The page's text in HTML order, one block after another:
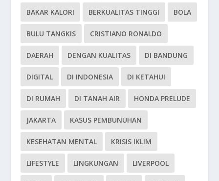
BAKAR KALORI BERKUALITAS TINGGI BOLA
BULU TANGKIS CRISTIANO RONALDO
DAERAH DENGAN KUALITAS DI BANDUNG
DIGITAL DI INDONESIA DI KETAHUI
DI RUMAH DI TANAH AIR HONDA PRELUDE
JAKARTA KASUS PEMBUNUHAN
KESEHATAN MENTAL KRISIS IKLIM
LIFESTYLE LINGKUNGAN LIVERPOOL